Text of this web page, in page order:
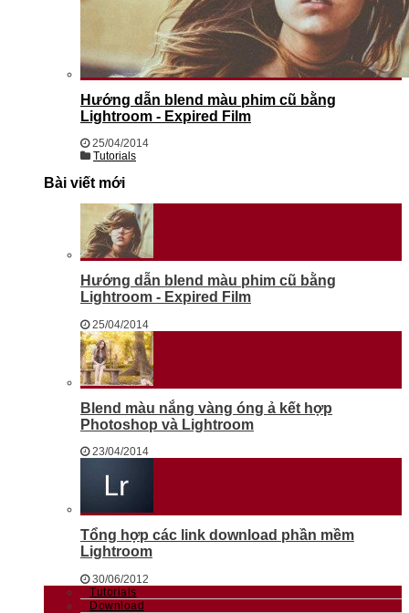
Hướng dẫn blend màu phim cũ bằng
Lightroom - Expired Film
25/04/2014
Tutorials
Bài viết mới
Hướng dẫn blend màu phim cũ bằng
Lightroom - Expired Film
25/04/2014
Blend màu nắng vàng óng ả kết hợp
Photoshop và Lightroom
23/04/2014
Tổng hợp các link download phần mềm
Lightroom
30/06/2012
Tutorials
Download